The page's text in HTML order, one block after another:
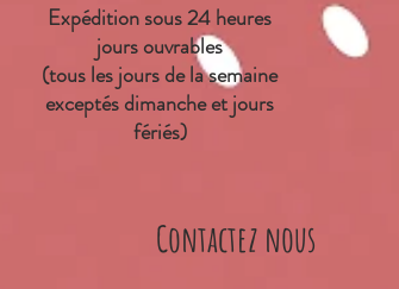
Expédition sous 24 heures
jours ouvrables
(tous les jours de la semaine
exceptés dimanche et jours
fériés)
Contactez nous